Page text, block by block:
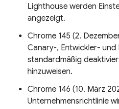
Lighthouse werden
angezeigt.
Chrome 145 (2.
Canary-, Entwickler- und
standardmäßig
hinzuweisen.
Chrome 146 (10. März
Unternehmensrichtlinie